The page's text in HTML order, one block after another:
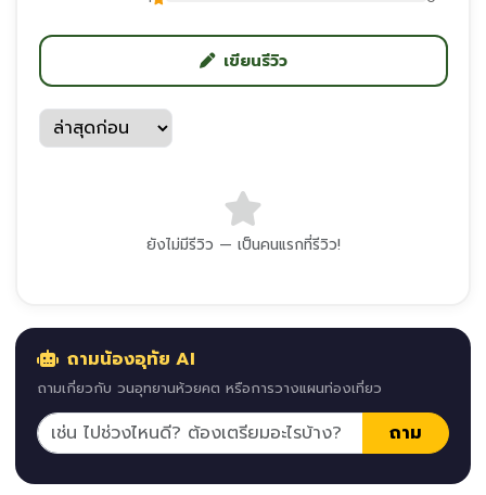
เขียนรีวิว
ยังไม่มีรีวิว — เป็นคนแรกที่รีวิว!
ถามน้องอุทัย AI
ถามเกี่ยวกับ วนอุทยานห้วยคต หรือการวางแผนท่องเที่ยว
ถาม